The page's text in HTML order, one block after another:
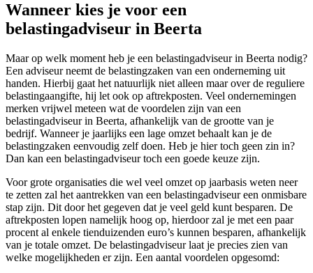
Wanneer kies je voor een
belastingadviseur in Beerta
Maar op welk moment heb je een belastingadviseur in Beerta nodig?
Een adviseur neemt de belastingzaken van een onderneming uit
handen. Hierbij gaat het natuurlijk niet alleen maar over de reguliere
belastingaangifte, hij let ook op aftrekposten. Veel ondernemingen
merken vrijwel meteen wat de voordelen zijn van een
belastingadviseur in Beerta, afhankelijk van de grootte van je
bedrijf. Wanneer je jaarlijks een lage omzet behaalt kan je de
belastingzaken eenvoudig zelf doen. Heb je hier toch geen zin in?
Dan kan een belastingadviseur toch een goede keuze zijn.
Voor grote organisaties die wel veel omzet op jaarbasis weten neer
te zetten zal het aantrekken van een belastingadviseur een onmisbare
stap zijn. Dit door het gegeven dat je veel geld kunt besparen. De
aftrekposten lopen namelijk hoog op, hierdoor zal je met een paar
procent al enkele tienduizenden euro’s kunnen besparen, afhankelijk
van je totale omzet. De belastingadviseur laat je precies zien van
welke mogelijkheden er zijn. Een aantal voordelen opgesomd: